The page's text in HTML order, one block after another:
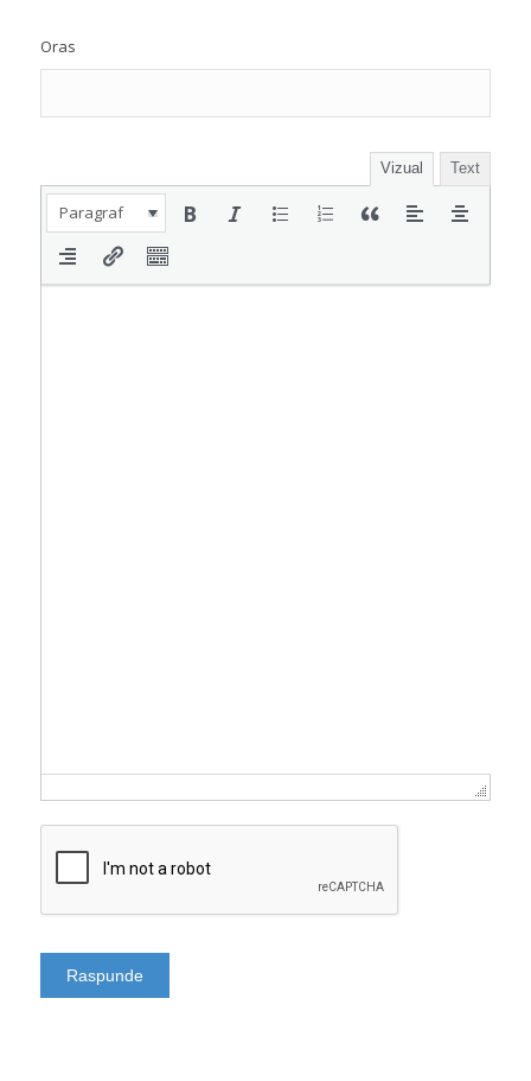
Oras
Vizual Text
Paragraf